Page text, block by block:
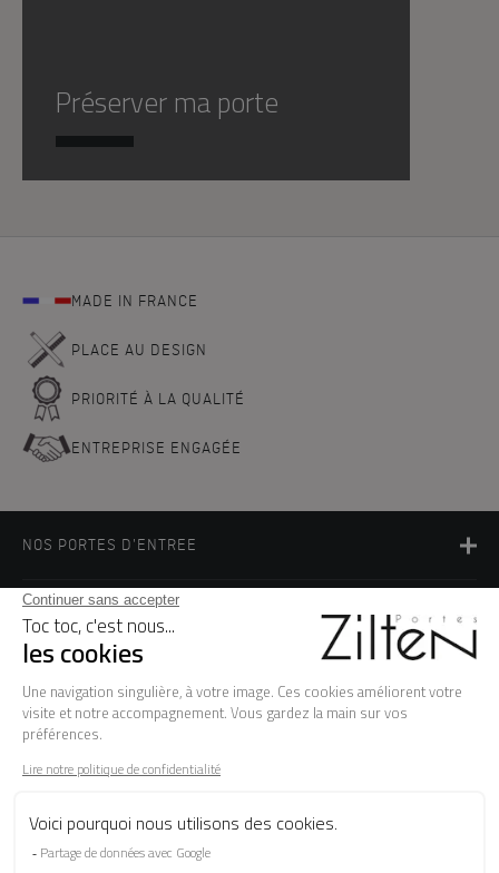
Préserver ma porte
MADE IN FRANCE
PLACE AU DESIGN
PRIORITÉ À LA QUALITÉ
ENTREPRISE ENGAGÉE
NOS PORTES D'ENTREE
FAQ
Les garanties
Le SAV
Besoin d'informations ? Nos conseillers
CONTACTEZ-NOUS